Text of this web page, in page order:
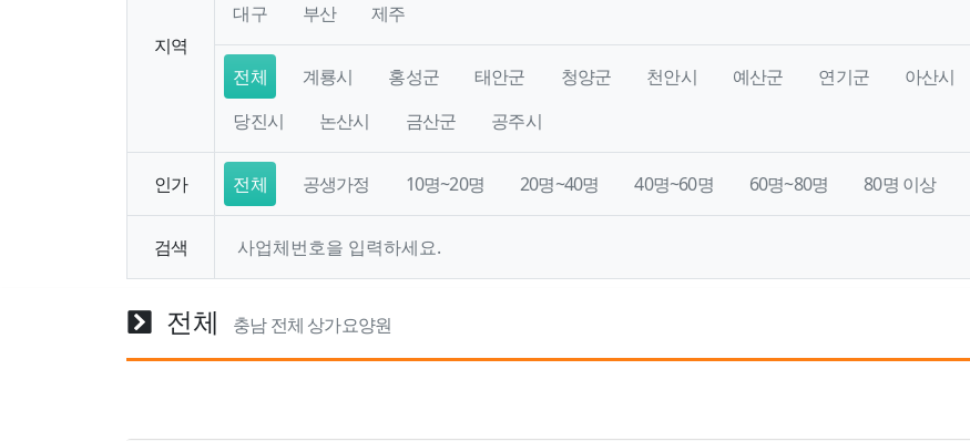
지역
대구
부산 제주
전체 계룡시 홍성군 태안군 청양군 천안시 예산군 연기군 아산시
당진시
논산시 금산군 공주시
인가 전체 공생가정 10명~20명 20명~40명 40명~60명 60명~80명 80명 이상
검색
전체 충남 전체 상가요양원